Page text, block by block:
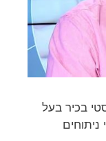
בכיר בעל